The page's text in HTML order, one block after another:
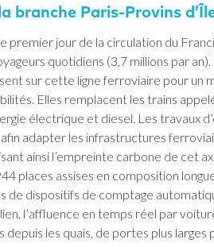
branche Paris-Provins
premier jour de la circulation du
quotidiens (3,7 millions par
sur cette ligne ferroviaire pour un
Elles remplacent les trains
électrique et diesel. Les travaux
adapter les infrastructures
ainsi l’empreinte carbone de cet
places assises en composition
de dispositifs de comptage
l’affluence en temps réel par
depuis les quais, de portes plus